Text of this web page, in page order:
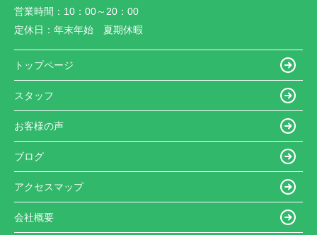
営業時間： 10：00～20：00
定休日： 年末年始 夏期休暇
トップページ
スタッフ
お客様の声
ブログ
アクセスマップ
会社概要